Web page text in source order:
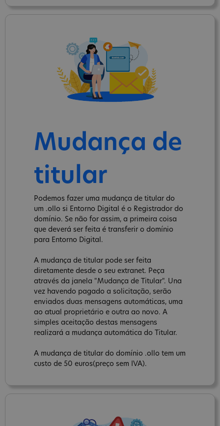
Mudança de
titular
Podemos fazer uma mudança de titular do
um .ollo si Entorno Digital é o Registrador do
domínio. Se não for assim, a primeira coisa
que deverá ser feita é transferir o domínio
para Entorno Digital.
A mudança de titular pode ser feita
diretamente desde o seu extranet. Peça
através da janela "Mudança de Titular". Una
vez havendo pagado a solicitação, serão
enviados duas mensagens automáticas, uma
ao atual proprietário e outra ao novo. A
simples aceitação destas mensagens
realizará a mudança automática do Titular.
A mudança de titular do domínio .ollo tem um
custo de 50 euros(preço sem IVA).